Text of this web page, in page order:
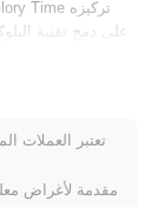
على دمج تقنية
تعتبر العملات